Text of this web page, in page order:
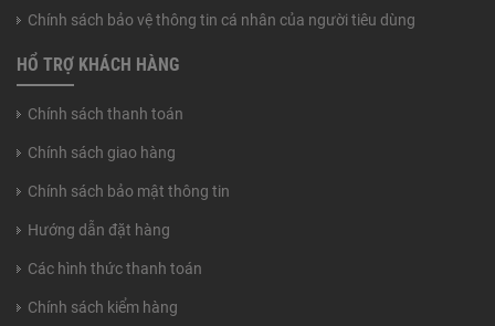
Chính sách bảo vệ thông tin cá nhân của người tiêu dùng
HỔ TRỢ KHÁCH HÀNG
Chính sách thanh toán
Chính sách giao hàng
Chính sách bảo mật thông tin
Hướng dẫn đặt hàng
Các hình thức thanh toán
Chính sách kiểm hàng